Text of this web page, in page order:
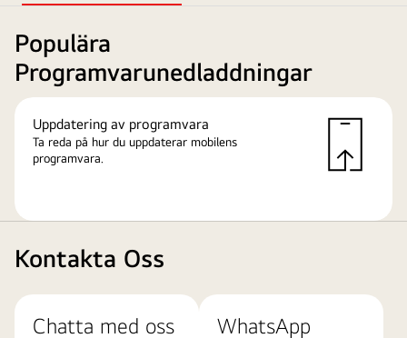
Populära
Programvarunedladdningar
Uppdatering av programvara
Ta reda på hur du uppdaterar mobilens
programvara.
Kontakta Oss
Chatta med oss WhatsApp